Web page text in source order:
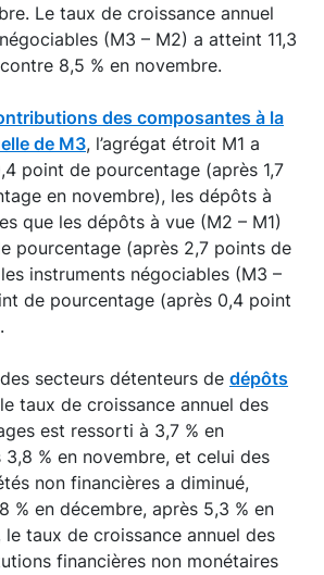
Le taux de croissance annuel
(M3 – M2) a atteint 11,3
8,5 % en novembre.
des composantes à la
de M3, l’agrégat étroit M1 a
point de pourcentage (après 1,7
en novembre), les dépôts à
que les dépôts à vue (M2 – M1)
pourcentage (après 2,7 points de
instruments négociables (M3 –
de pourcentage (après 0,4 point
secteurs détenteurs de dépôts
taux de croissance annuel des
est ressorti à 3,7 % en
% en novembre, et celui des
non financières a diminué,
% en décembre, après 5,3 % en
le taux de croissance annuel des
financières non monétaires